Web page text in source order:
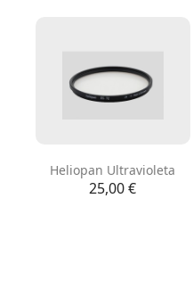
Heliopan Ultravioleta
Precio
25,00 €